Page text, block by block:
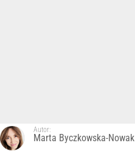
Autor:
Marta Byczkowska-Nowak